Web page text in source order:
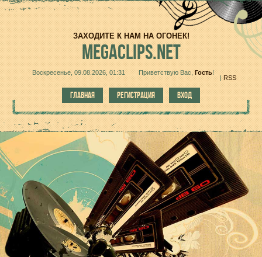
ЗАХОДИТЕ К НАМ НА ОГОНЕК!
MEGACLIPS.NET
Воскресенье, 09.08.2026, 01:31 Приветствую Вас Гость!
| RSS
ГЛАВНАЯ РЕГИСТРАЦИЯ ВХОД